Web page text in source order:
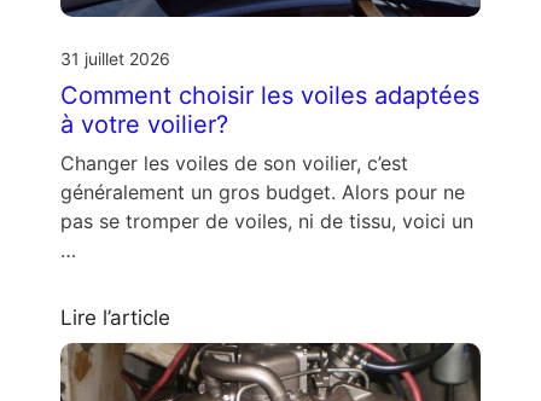
31 juillet 2026
Comment choisir les voiles adaptées
à votre voilier?
Changer les voiles de son voilier, c’est
généralement un gros budget. Alors pour ne
pas se tromper de voiles, ni de tissu, voici un
…
Lire l’article